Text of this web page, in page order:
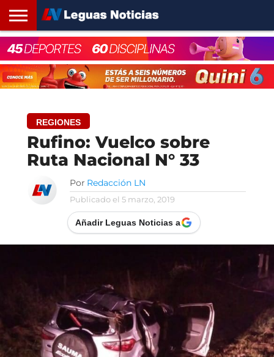
INICIO
SANTA
FE
ROSARIO24
REGIONES
ARGENTINA
OPINIÓN
CONTACTO
REGIONES
Rufino: Vuelco sobre
Ruta Nacional N° 33
Por Redacción LN
Publicado el 5 marzo, 2019
Añadir Leguas Noticias a